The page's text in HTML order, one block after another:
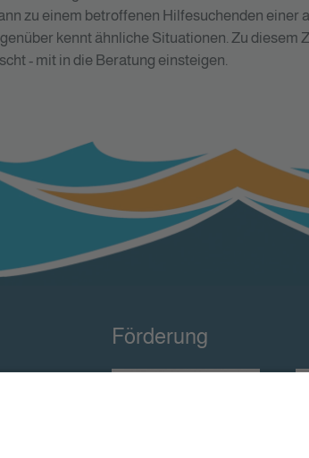
zu einem betroffenen Hilfesuchenden einer
kennt ähnliche Situationen. Zu diesem
- mit in die Beratung einsteigen.
Förderung